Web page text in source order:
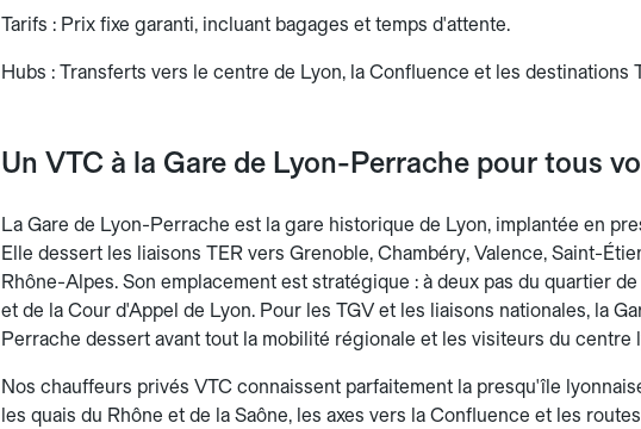
Tarifs : Prix fixe garanti, incluant bagages et temps d'attente.
Hubs : Transferts vers le centre de Lyon, la Confluence et les destinations
Un VTC à la Gare de Lyon-Perrache pour tous
La Gare de Lyon-Perrache est la gare historique de Lyon, implantée en
Elle dessert les liaisons TER vers Grenoble, Chambéry, Valence, Saint-
Rhône-Alpes. Son emplacement est stratégique : à deux pas du quartier
et de la Cour d'Appel de Lyon. Pour les TGV et les liaisons nationales, la
Perrache dessert avant tout la mobilité régionale et les visiteurs du centre
Nos chauffeurs privés VTC connaissent parfaitement la presqu'île
les quais du Rhône et de la Saône, les axes vers la Confluence et les